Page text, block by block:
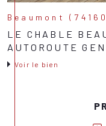
Beaumont
LE CHABLE
AUTOROUTE
Voir le bien